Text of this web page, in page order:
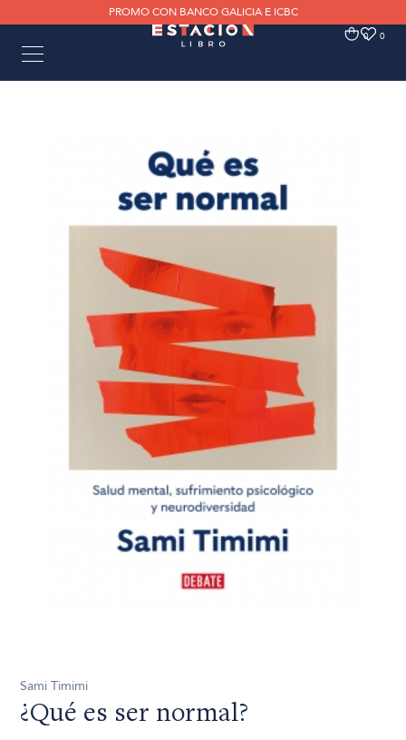
PROMO CON BANCO GALICIA E ICBC
0 0
Sami Timimi
¿Qué es ser normal?